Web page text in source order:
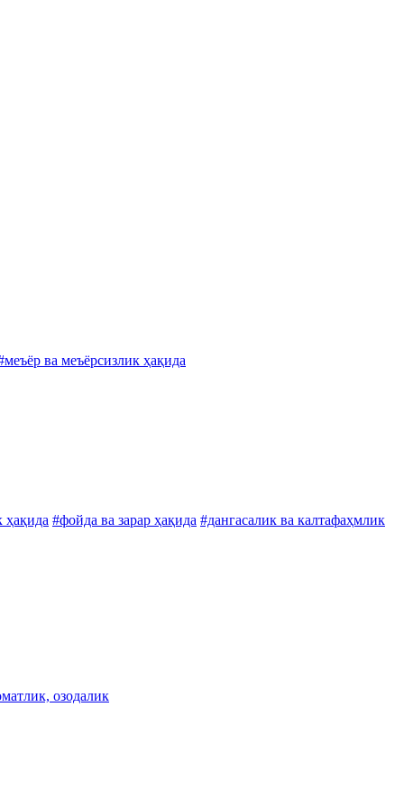
ва меъёрсизлик ҳақида
ҳақида #фойда ва зарар ҳақида #дангасалик ва калтафаҳмлик
озодалик